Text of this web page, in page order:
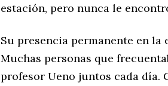
estación, pero nunca le
Su presencia permanente en
Muchas personas que
profesor Ueno juntos cada día.